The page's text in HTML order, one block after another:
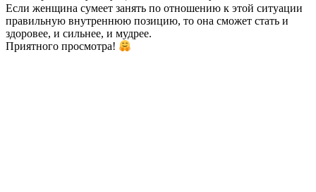
Если женщина сумеет занять по отношению к этой ситуации
правильную внутреннюю позицию, то она сможет стать и
здоровее, и сильнее, и мудрее.
Приятного просмотра!